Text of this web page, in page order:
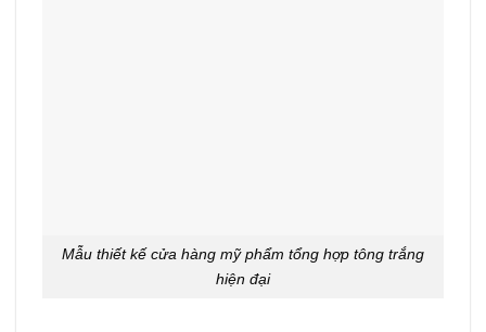
Mẫu thiết kế cửa hàng mỹ phẩm tổng hợp tông trắng
hiện đại